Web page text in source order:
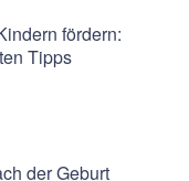
fördern:
Tipps
der Geburt